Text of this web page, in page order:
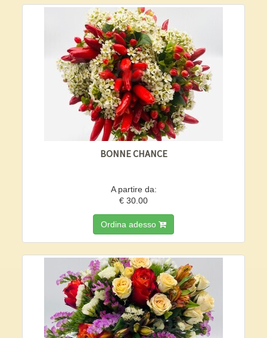
BONNE CHANCE
A partire da:
€ 30.00
Ordina adesso